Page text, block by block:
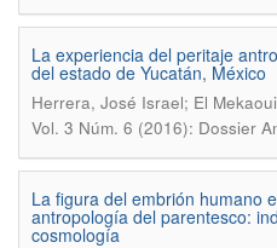
La experiencia del peritaje
del estado de Yucatán, México
Herrera, José Israel; El
Vol. 3 Núm. 6 (2016): Dossier
La figura del embrión humano
antropología del parentesco:
cosmología